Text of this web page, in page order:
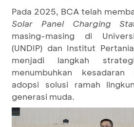
Pada 2025, BCA telah
Solar Panel Charging
masing-masing di
(UNDIP) dan Institut
menjadi langkah
menumbuhkan
adopsi solusi ramah
generasi muda.